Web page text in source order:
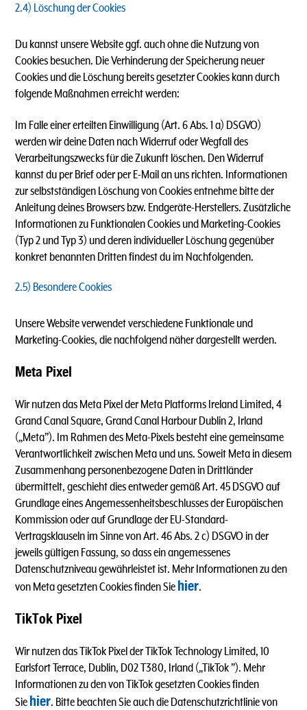
2.4) Löschung der Cookies
Du kannst unsere Website ggf. auch ohne die Nutzung von
Cookies besuchen. Die Verhinderung der Speicherung neuer
Cookies und die Löschung bereits gesetzter Cookies kann durch
folgende Maßnahmen erreicht werden:
Im Falle einer erteilten Einwilligung (Art. 6 Abs. 1 a) DSGVO)
werden wir deine Daten nach Widerruf oder Wegfall des
Verarbeitungszwecks für die Zukunft löschen. Den Widerruf
kannst du per Brief oder per E-Mail an uns richten. Informationen
zur selbstständigen Löschung von Cookies entnehme bitte der
Anleitung deines Browsers bzw. Endgeräte-Herstellers. Zusätzliche
Informationen zu Funktionalen Cookies und Marketing-Cookies
(Typ 2 und Typ 3) und deren individueller Löschung gegenüber
konkret benannten Dritten findest du im Nachfolgenden.
2.5) Besondere Cookies
Unsere Website verwendet verschiedene Funktionale und
Marketing-Cookies, die nachfolgend näher dargestellt werden.
Meta Pixel
Wir nutzen das Meta Pixel der Meta Platforms Ireland Limited, 4
Grand Canal Square, Grand Canal Harbour Dublin 2, Irland
(„Meta”). Im Rahmen des Meta-Pixels besteht eine gemeinsame
Verantwortlichkeit zwischen Meta und uns. Soweit Meta in diesem
Zusammenhang personenbezogene Daten in Drittländer
übermittelt, geschieht dies entweder gemäß Art. 45 DSGVO auf
Grundlage eines Angemessenheitsbeschlusses der Europäischen
Kommission oder auf Grundlage der EU-Standard-
Vertragsklauseln im Sinne von Art. 46 Abs. 2 c) DSGVO in der
jeweils gültigen Fassung, so dass ein angemessenes
Datenschutzniveau gewährleistet ist. Mehr Informationen zu den
von Meta gesetzten Cookies finden Sie hier.
TikTok Pixel
Wir nutzen das TikTok Pixel der TikTok Technology Limited, 10
Earlsfort Terrace, Dublin, D02 T380, Irland („TikTok ”). Mehr
Informationen zu den von TikTok gesetzten Cookies finden
Sie hier. Bitte beachten Sie auch die Datenschutzrichtlinie von